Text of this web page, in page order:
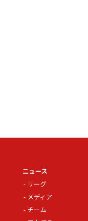
ニュース
リーグ
メディア
チーム